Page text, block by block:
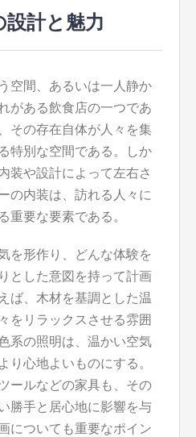
計と魅力
空間、あるいは一人静か
がある飲食店の一つであ
その存在自体が人々を集
特別な空間である。しか
装や設計によって左右さ
の内装は、訪れる人々に
重要な要素である。
を形作り、どんな体験を
とした意図を持って計画
ば、木材を基調とした温
をリラックスさせる雰囲
系の照明は、温かい空気
り心地よいものにする。
ールなどの家具も、その
勝手と居心地に影響を与
についても重要なポイン